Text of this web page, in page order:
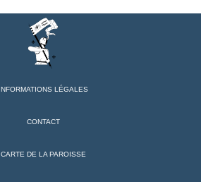
INFORMATIONS LÉGALES
CONTACT
CARTE DE LA PAROISSE